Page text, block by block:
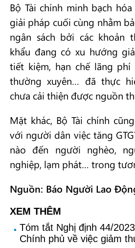
Bộ Tài chính minh bạch
giải pháp cuối cùng nhằm
ngân sách bởi các khoản
khẩu đang có xu hướng
tiết kiệm, hạn chế lãng
thường xuyên… đã thực
chưa cải thiện được nguồn
Mặt khác, Bộ Tài chính
với người dân việc tăng
nào đến người nghèo,
nghiệp, lạm phát… trong
Nguồn: Báo Người Lao
XEM THÊM
Tóm tắt Nghị định 44/
Chính phủ về việc giảm